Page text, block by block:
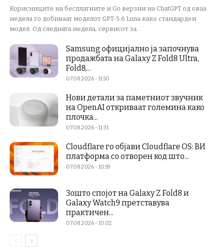
Корисниците на бесплатните и Go верзии на ChatGPT од оваа
недела го добиваат моделот GPT-5.6 Luna како стандарден
модел. Од следната недела, сервисот за...
Samsung официјално ја започнува
продажбата на Galaxy Z Fold8 Ultra,
Fold8,...
07.08.2026 - 11:50
Нови детали за паметниот звучник
на OpenAI откриваат големина како
плочка...
07.08.2026 - 11:31
Cloudflare го објави Cloudflare OS: ВИ
платформа со отворен код што...
07.08.2026 - 10:59
Зошто спојот на Galaxy Z Fold8 и
Galaxy Watch9 претставува
практичен...
07.08.2026 - 10:02